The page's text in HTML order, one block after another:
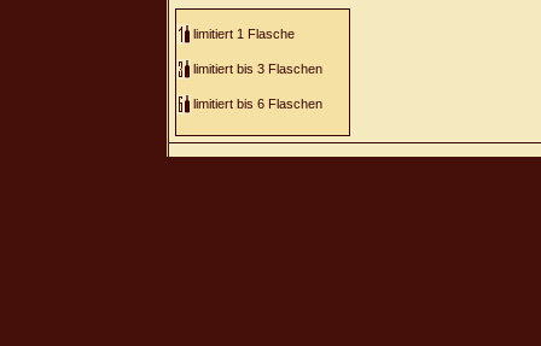
limitiert 1 Flasche
limitiert bis 3 Flaschen
limitiert bis 6 Flaschen